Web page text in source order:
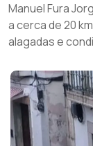
Manuel Fura
a cerca de 20
alagadas e